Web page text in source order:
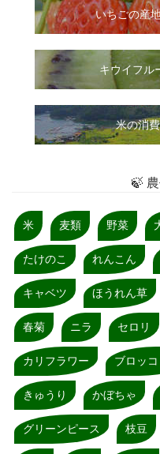
いちごの産
キウイフル
米の消
🍃
米 麦類 野菜
たけのこ れんこん
キャベツ ほうれん草
春菊 ニラ セロリ
カリフラワー ブロッ
きゅうり かぼちゃ
グリーンピース 枝豆